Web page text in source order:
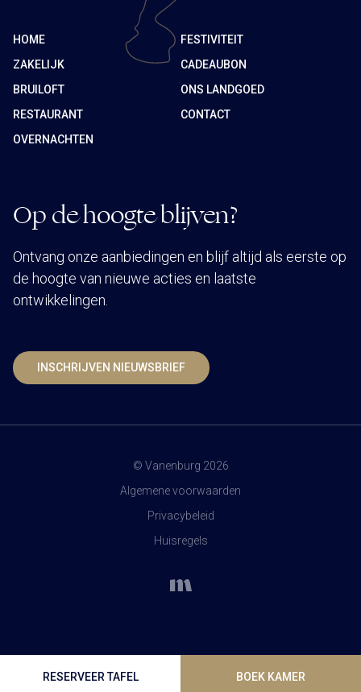
RESERVEER TAFEL BOEK KAMER
HOME
FESTIVITEIT
ZAKELIJK
CADEAUBON
BRUILOFT
ONS LANDGOED
RESTAURANT
CONTACT
OVERNACHTEN
Op de hoogte blijven?
Ontvang onze aanbiedingen en blijf altijd als eerste op
de hoogte van nieuwe acties en laatste
ontwikkelingen.
INSCHRIJVEN NIEUWSBRIEF
© Vanenburg 2026
Algemene voorwaarden
Privacybeleid
Huisregels